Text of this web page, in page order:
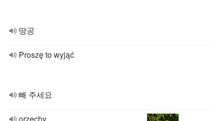
땅공
Proszę to wyjąć
빼 주세요